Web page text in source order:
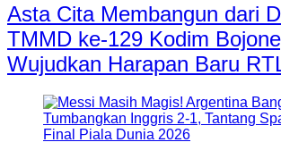
Asta Cita Membangun dari
TMMD ke-129 Kodim
Wujudkan Harapan Baru